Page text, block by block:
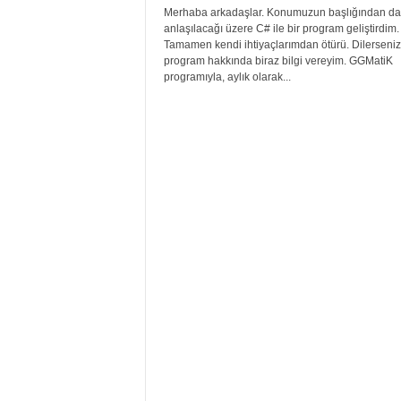
Merhaba arkadaşlar. Konumuzun başlığından da
anlaşılacağı üzere C# ile bir program geliştirdim.
Tamamen kendi ihtiyaçlarımdan ötürü. Dilerseniz
program hakkında biraz bilgi vereyim. GGMatiK
programıyla, aylık olarak...